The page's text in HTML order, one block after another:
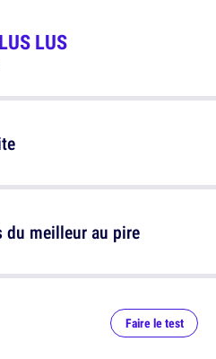
LUS
meilleur au pire
Faire le test